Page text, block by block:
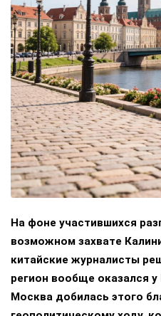
На фоне участившихся
возможном захвате
китайские журналисты
регион вообще оказался
Москва добилась этого